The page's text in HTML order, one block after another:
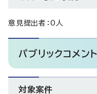
意見提出者：0人
パブリックコメン
対象案件